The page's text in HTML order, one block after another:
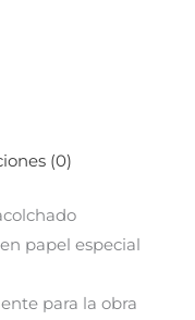
(0)
papel especial
para la obra